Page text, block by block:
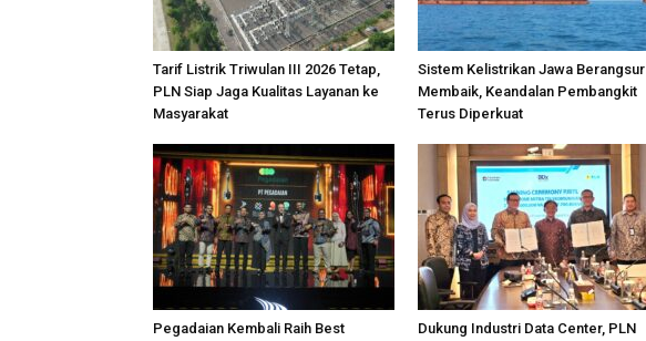
Tarif Listrik Triwulan III 2026 Tetap,
PLN Siap Jaga Kualitas Layanan ke
Masyarakat
Sistem Kelistrikan Jawa Berangsur
Membaik, Keandalan Pembangkit
Terus Diperkuat
Pegadaian Kembali Raih Best Dukung Industri Data Center, PLN